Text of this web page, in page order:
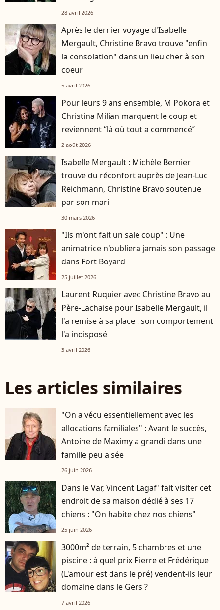
28 avril 2026
Après le dernier voyage d'Isabelle
Mergault, Christine Bravo trouve "enfin
la consolation" dans un lieu cher à son
coeur
5 avril 2026
Pour leurs 9 ans ensemble, M Pokora et
Christina Milian marquent le coup et
reviennent “là où tout a commencé”
2 août 2026
Isabelle Mergault : Michèle Bernier
trouve du réconfort auprès de Jean-Luc
Reichmann, Christine Bravo soutenue
par son mari
30 mars 2026
"Ils m'ont fait un sale coup" : Une
animatrice n'oubliera jamais son passage
dans Fort Boyard
25 juillet 2026
Laurent Ruquier avec Christine Bravo au
Père-Lachaise pour Isabelle Mergault, il
l'a remise à sa place : son comportement
l'a indisposé
3 avril 2026
Les articles similaires
"On a vécu essentiellement avec les
allocations familiales" : Avant le succès,
Antoine de Maximy a grandi dans une
famille peu aisée
26 juin 2026
Dans le Var, Vincent Lagaf' fait visiter cet
endroit de sa maison dédié à ses 17
chiens : "On habite chez nos chiens"
25 juin 2026
3000m² de terrain, 5 chambres et une
piscine : à quel prix Pierre et Frédérique
(L'amour est dans le pré) vendent-ils leur
domaine dans le Gers ?
7 avril 2026